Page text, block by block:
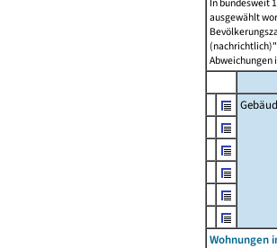
ausgewählt
Abweichungen
Wohnungen